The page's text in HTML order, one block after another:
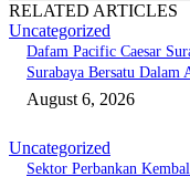
RELATED ARTICLES
Uncategorized
Dafam Pacific Caesar
Surabaya Bersatu Dalam
August 6, 2026
Uncategorized
Sektor Perbankan